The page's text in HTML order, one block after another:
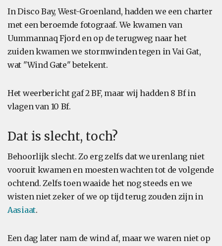
In Disco Bay, West-Groenland, hadden we een charter
met een beroemde fotograaf. We kwamen van
Uummannaq Fjord en op de terugweg naar het
zuiden kwamen we stormwinden tegen in Vai Gat,
wat "Wind Gate" betekent.
Het weerbericht gaf 2 BF, maar wij hadden 8 Bf in
vlagen van 10 Bf.
Dat is slecht, toch?
Behoorlijk slecht. Zo erg zelfs dat we urenlang niet
vooruit kwamen en moesten wachten tot de volgende
ochtend. Zelfs toen waaide het nog steeds en we
wisten niet zeker of we op tijd terug zouden zijn in
Aasiaat.
Een dag later nam de wind af, maar we waren niet op